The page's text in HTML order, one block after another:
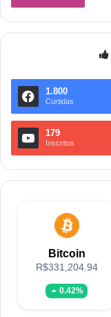
1.800
Curtidas
179
Inscritos
Bitcoin
R$331,204.94
0.42%